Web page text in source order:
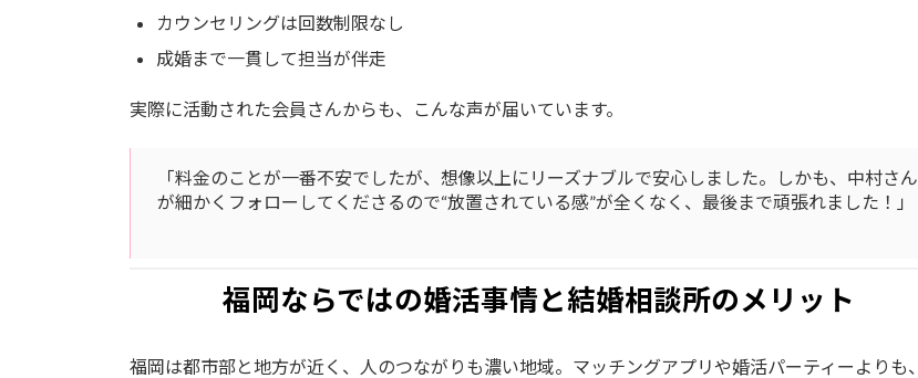
カウンセリングは回数制限なし
成婚まで一貫して担当が伴走
実際に活動された会員さんからも、こんな声が届いています。
「料金のことが一番不安でしたが、想像以上にリーズナブルで安心しました。しかも、中村さん
が細かくフォローしてくださるので“放置されている感”が全くなく、最後まで頑張れました！」
福岡ならではの婚活事情と結婚相談所のメリット
福岡は都市部と地方が近く、人のつながりも濃い地域。マッチングアプリや婚活パーティーよりも、